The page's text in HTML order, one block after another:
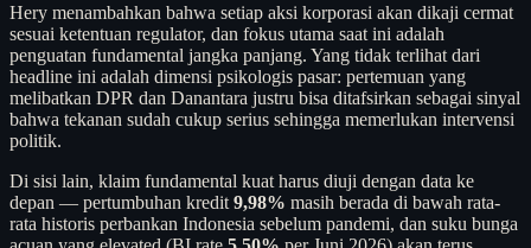
Hery menambahkan bahwa setiap aksi korporasi akan dikaji cermat
sesuai ketentuan regulator, dan fokus utama saat ini adalah
penguatan fundamental jangka panjang. Yang tidak terlihat dari
headline ini adalah dimensi psikologis pasar: pertemuan yang
melibatkan DPR dan Danantara justru bisa ditafsirkan sebagai sinyal
bahwa tekanan sudah cukup serius sehingga memerlukan intervensi
politik.
Di sisi lain, klaim fundamental kuat harus diuji dengan data ke
depan — pertumbuhan kredit 9,98% masih berada di bawah rata-
rata historis perbankan Indonesia sebelum pandemi, dan suku bunga